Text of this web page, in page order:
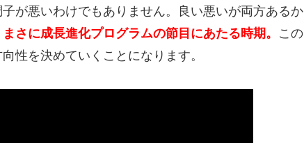
が悪いわけでもありません。良い悪いが両方あるか
さに成長進化プログラムの節目にあたる時期。 この
性を決めていくことになります。